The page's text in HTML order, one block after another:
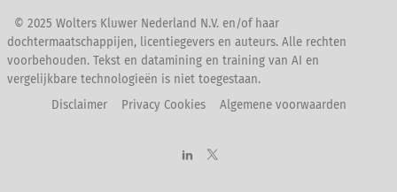
© 2025 Wolters Kluwer Nederland N.V. en/of haar
dochtermaatschappijen, licentiegevers en auteurs. Alle rechten
voorbehouden. Tekst en datamining en training van AI en
vergelijkbare technologieën is niet toegestaan.
Disclaimer
Privacy Cookies Algemene voorwaarden